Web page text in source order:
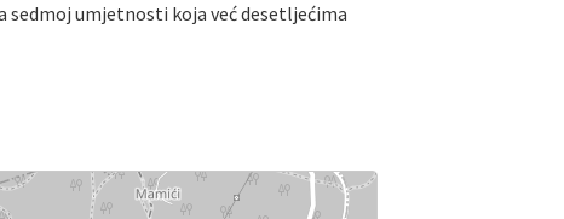
umjetnosti koja već desetljećima